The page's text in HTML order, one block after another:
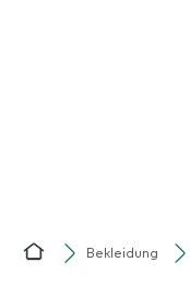
Home Bekleidung